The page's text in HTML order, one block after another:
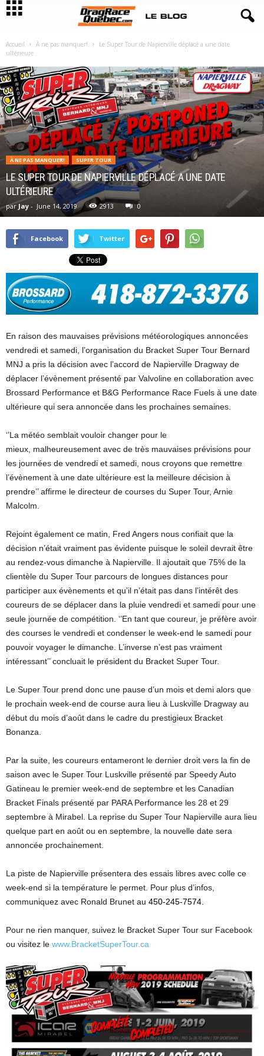
Accueil À ne pas manquer!
Le Super Tour de Napierville déplacé a une date
ultérieure
À NE PAS MANQUER! SUPER TOUR
LE SUPER TOUR DE NAPIERVILLE DÉPLACÉ A UNE DATE
ULTÉRIEURE
par Jay - June 14, 2019 2913 0
Facebook Twitter
En raison des mauvaises prévisions météorologiques annoncées
vendredi et samedi, l’organisation du Bracket Super Tour Bernard
MNJ a pris la décision avec l’accord de Napierville Dragway de
déplacer l’évènement présenté par Valvoline en collaboration avec
Brossard Performance et B&G Performance Race Fuels à une date
ultérieure qui sera annoncée dans les prochaines semaines.
‘’La météo semblait vouloir changer pour le
mieux, malheureusement avec de très mauvaises prévisions pour
les journées de vendredi et samedi, nous croyons que remettre
l’évènement à une date ultérieure est la meilleure décision à
prendre’’ affirme le directeur de courses du Super Tour, Arnie
Malcolm.
Rejoint également ce matin, Fred Angers nous confiait que la
décision n’était vraiment pas évidente puisque le soleil devrait être
au rendez-vous dimanche à Napierville. Il ajoutait que 75% de la
clientèle du Super Tour parcours de longues distances pour
participer aux évènements et qu’il n’était pas dans l’intérêt des
coureurs de se déplacer dans la pluie vendredi et samedi pour une
seule journée de compétition. ‘’En tant que coureur, je préfère avoir
des courses le vendredi et condenser le week-end le samedi pour
pouvoir voyager le dimanche. L’inverse n’est pas vraiment
intéressant’’ concluait le président du Bracket Super Tour.
Le Super Tour prend donc une pause d’un mois et demi alors que
le prochain week-end de course aura lieu à Luskville Dragway au
début du mois d’août dans le cadre du prestigieux Bracket
Bonanza.
Par la suite, les coureurs entameront le dernier droit vers la fin de
saison avec le Super Tour Luskville présenté par Speedy Auto
Gatineau le premier week-end de septembre et les Canadian
Bracket Finals présenté par PARA Performance les 28 et 29
septembre à Mirabel. La reprise du Super Tour Napierville aura lieu
quelque part en août ou en septembre, la nouvelle date sera
annoncée prochainement.
La piste de Napierville présentera des essais libres avec colle ce
week-end si la température le permet. Pour plus d’infos,
communiquez avec Ronald Brunet au 450-245-7574.
Pour ne rien manquer, suivez le Bracket Super Tour sur Facebook
ou visitez le www.BracketSuperTour.ca